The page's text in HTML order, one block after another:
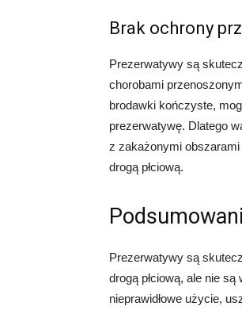
Brak ochrony
Prezerwatywy są
chorobami
brodawki kończyste,
prezerwatywę. Dlatego
z zakażonymi
drogą płciową.
Prezerwatywy są
drogą płciową, ale nie
nieprawidłowe użycie,